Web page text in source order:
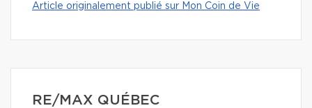
Article originalement publié sur Mon Coin de Vie
RE/MAX QUÉBEC